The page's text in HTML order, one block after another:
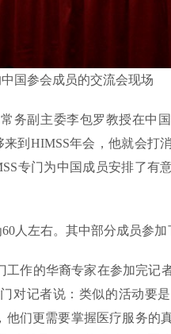
国参会成员的交流会现场
务副主委李包罗教授在中
到HIMSS年会，他就会打
专门为中国成员安排了有
人左右。其中部分成员参加
作的华裔专家在参加完记
对记者说：类似的活动要
们更需要掌握医疗服务的